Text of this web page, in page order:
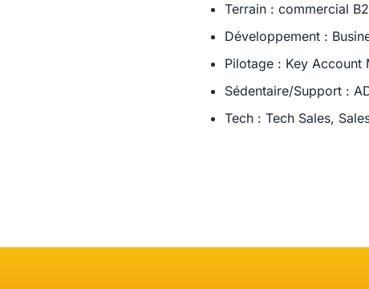
Terrain : commercial
Développement :
Pilotage : Key Account
Sédentaire/Support :
Tech : Tech Sales,